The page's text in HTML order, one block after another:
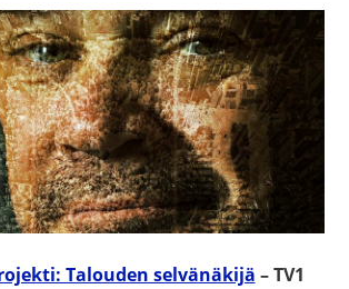
Talouden selvänäkijä – TV1